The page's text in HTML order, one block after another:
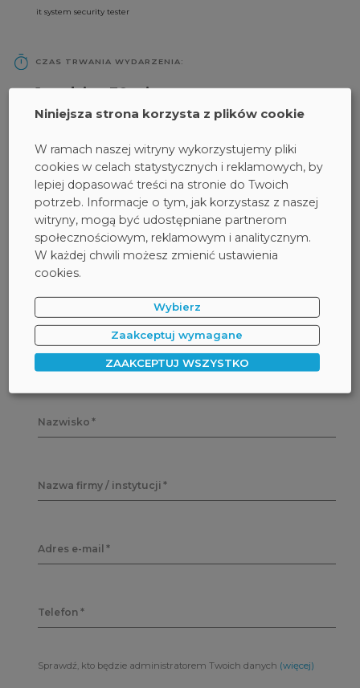
it system security tester
CZAS TRWANIA WYDARZENIA:
1 godzina 30 minut
TERMIN:
Na żądanie
Nazwisko
Nazwa firmy / instytucji
Adres e-mail
Telefon
Sprawdź, kto będzie administratorem Twoich danych (więcej)
Niniejsza strona korzysta z plików cookie
W ramach naszej witryny wykorzystujemy pliki
cookies w celach statystycznych i reklamowych, by
lepiej dopasować treści na stronie do Twoich
potrzeb. Informacje o tym, jak korzystasz z naszej
witryny, mogą być udostępniane partnerom
społecznościowym, reklamowym i analitycznym.
W każdej chwili możesz zmienić ustawienia
cookies.
Wybierz
Zaakceptuj wymagane
ZAAKCEPTUJ WSZYSTKO